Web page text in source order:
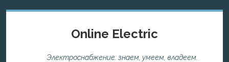
Online Electric
Электроснабжение: знаем, умеем, владеем.